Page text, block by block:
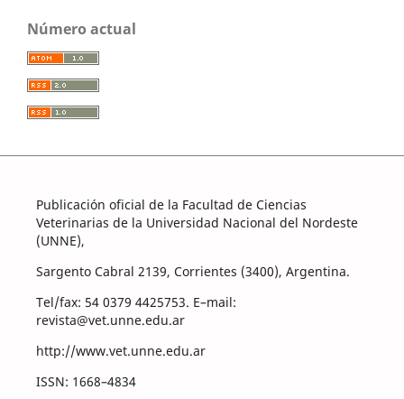
Número actual
Publicación oficial de la Facultad de Ciencias
Veterinarias de la Universidad Nacional del Nordeste
(UNNE),
Sargento Cabral 2139, Corrientes (3400), Argentina.
Tel/fax: 54 0379 4425753. E–mail:
revista@vet.unne.edu.ar
http://www.vet.unne.edu.ar
ISSN: 1668–4834